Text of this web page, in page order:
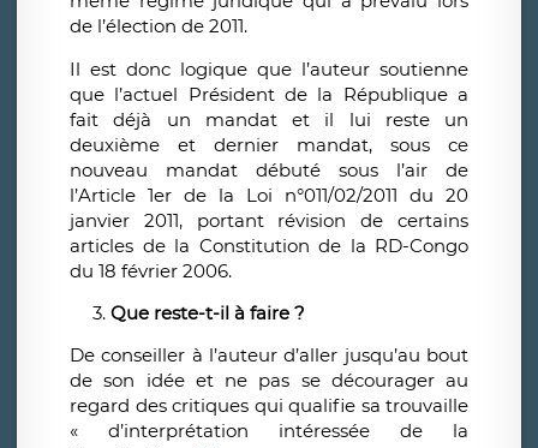
de l’élection de 2011.
Il est donc logique que l’auteur soutienne
que l’actuel Président de la République a
fait déjà un mandat et il lui reste un
deuxième et dernier mandat, sous ce
nouveau mandat débuté sous l’air de
l’Article 1er de la Loi n°011/02/2011 du 20
janvier 2011, portant révision de certains
articles de la Constitution de la RD-Congo
du 18 février 2006.
Que reste-t-il à faire ?
De conseiller à l’auteur d’aller jusqu’au bout
de son idée et ne pas se décourager au
regard des critiques qui qualifie sa trouvaille
« d’interprétation intéressée de la